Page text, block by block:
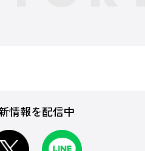
情報を配信中